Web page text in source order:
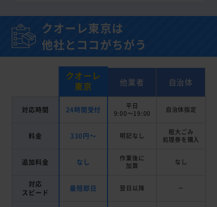
クオーレ東京は
他社とココがちがう
クオーレ
東京
他業者 自治体
対応時間 24時間受付
平日
9:00～19:00
自治体指定
料金 330円～ 明記なし
粗大ごみ
処理券を 購入
追加料金 なし
作業後に
加算
なし
対応
スピード
最短即日 翌日以降 －